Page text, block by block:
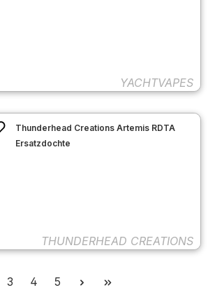
YACHTVAPES
Thunderhead Creations Artemis RDTA
Ersatzdochte
THUNDERHEAD CREATIONS
Seite
3 Seite
4 Seite
5